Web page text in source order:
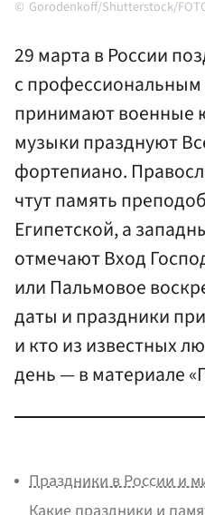
Gorodenkoff/Shutterstock/
29 марта в России
с
принимают военные
музыки празднуют
фортепиано.
чтут память
Египетской, а
отмечают Вход
или Пальмовое
даты и праздники
и кто из известных
день — в материале
Праздники в России и